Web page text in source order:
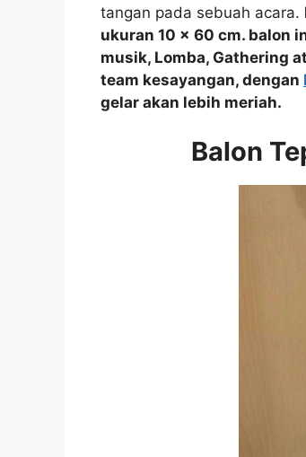
tangan pada sebuah acara.
ukuran 10 x 60 cm. balon
musik, Lomba, Gathering
team kesayangan, dengan
gelar akan lebih meriah.
Balon